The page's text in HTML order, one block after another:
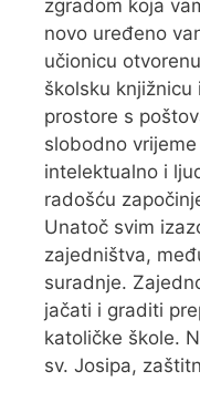
zgradom koja
novo uređeno
učionicu
školsku knjižnicu
prostore s
slobodno
intelektualno i
radošću
Unatoč svim
zajedništva,
suradnje.
jačati i graditi
katoličke škole.
sv. Josipa,